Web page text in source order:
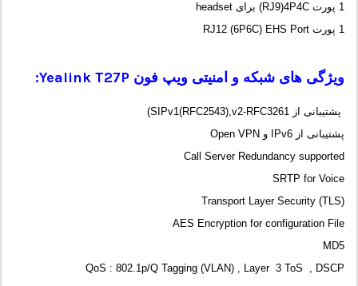
1 پورت RJ9)4P4C) برای headset
1 پورت RJ12 (6P6C) EHS Port
ویژگی های شبکه و امنیتی ویپ فون Yealink T27P
:
پشتیبانی از SIPv1(RFC2543),v2-RFC3261)
پشتیبانی از IPv6 و Open VPN
Call Server Redundancy supported
SRTP for Voice
Transport Layer Security (TLS)
AES Encryption for configuration File
MD5
QoS : 802.1p/Q Tagging (VLAN) , Layer 3 ToS , DSCP